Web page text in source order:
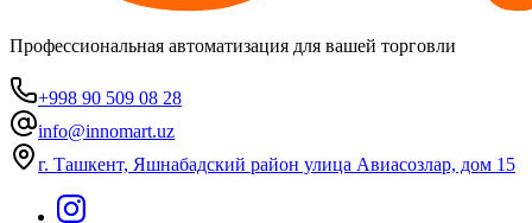
Профессиональная автоматизация для вашей торговли
+998 90 509 08 28
info@innomart.uz
г. Ташкент, Яшнабадский район улица Авиасозлар, дом 15